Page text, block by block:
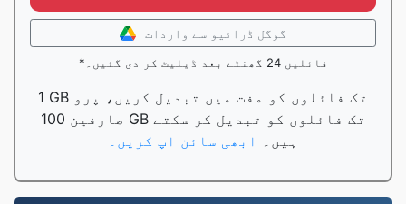
گوگل ڈرائیو سے واردات
*فائلیں 24 گھنٹے بعد ڈیلیٹ کر دی گئیں۔
1 GB تک فائلوں کو مفت میں تبدیل کریں، پرو
صارفین 100 GB تک فائلوں کو تبدیل کر سکتے
ہیں۔ ابھی سائن اپ کریں۔